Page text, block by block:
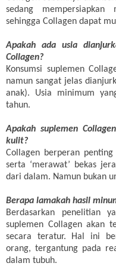
sedang
sehingga Collagen dapat
Apakah ada usia
Collagen?
Konsumsi suplemen
namun sangat jelas
anak). Usia minimum
tahun.
Apakah suplemen
kulit?
Collagen berperan
serta ‘merawat’ bekas
dari dalam. Namun bukan
Berapa lamakah hasil
Berdasarkan penelitian
suplemen Collagen akan
secara teratur. Hal ini
orang, tergantung pada
dalam tubuh.